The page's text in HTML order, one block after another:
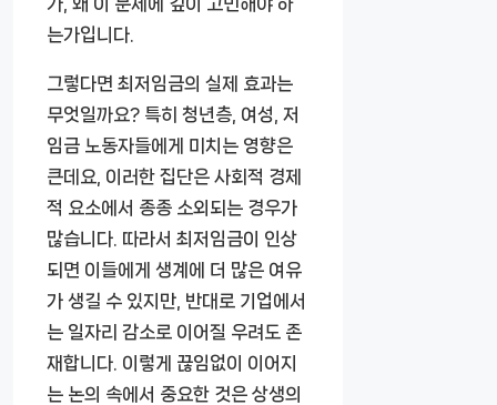
는가입니다.
그렇다면 최저임금의 실제 효과는
무엇일까요? 특히 청년층, 여성, 저
임금 노동자들에게 미치는 영향은
큰데요, 이러한 집단은 사회적 경제
적 요소에서 종종 소외되는 경우가
많습니다. 따라서 최저임금이 인상
되면 이들에게 생계에 더 많은 여유
가 생길 수 있지만, 반대로 기업에서
는 일자리 감소로 이어질 우려도 존
재합니다. 이렇게 끊임없이 이어지
는 논의 속에서 중요한 것은 상생의